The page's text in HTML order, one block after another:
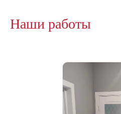
Наши работы